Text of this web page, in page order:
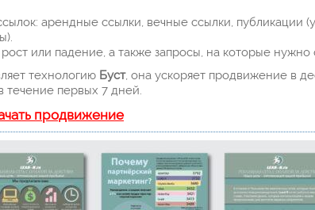
арендные ссылки, вечные ссылки, публикации
или падение, а также запросы, на которые нужно
технологию Буст, она ускоряет продвижение в
течение первых 7 дней.
продвижение